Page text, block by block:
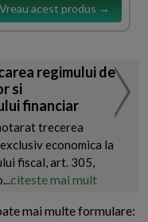
Vreau acest produs →
regimului de
si
financiar
trecerea
economica la
fiscal, art. 305,
citeste mai mult
mai multe formulare: